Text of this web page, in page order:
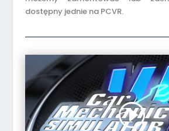
dostępny jednie na PCVR.